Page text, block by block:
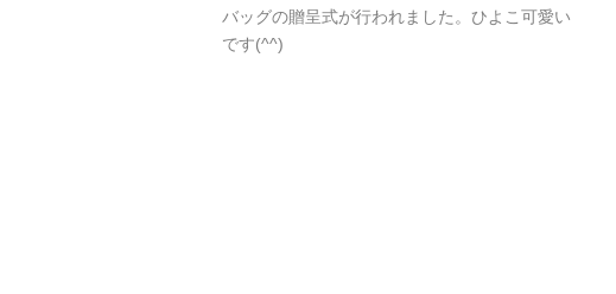
バッグの贈呈式が行われました。ひよこ可愛い
です(^^)